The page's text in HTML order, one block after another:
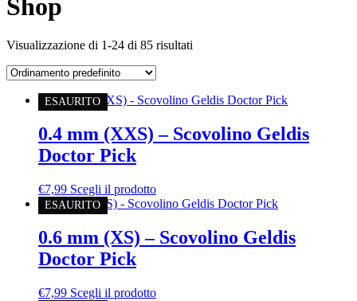
Shop
Visualizzazione di 1-24 di 85 risultati
ESAURITO
0.4 mm (XXS) – Scovolino Geldis
Doctor Pick
€7,99 Scegli il prodotto
ESAURITO
0.6 mm (XS) – Scovolino Geldis
Doctor Pick
€7,99 Scegli il prodotto